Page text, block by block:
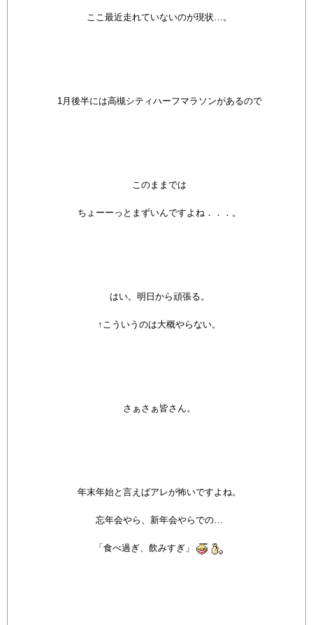
ここ最近走れていないのが現状…。
1月後半には高槻シティハーフマラソンがあるので
このままでは
ちょーーっとまずいんですよね．．．。
はい。明日から頑張る。
↑こういうのは大概やらない。
さぁさぁ皆さん。
年末年始と言えばアレが怖いですよね。
忘年会やら、新年会やらでの…
「食べ過ぎ、飲みすぎ」